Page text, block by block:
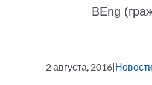
BEng
2 августа, 2016|Новости